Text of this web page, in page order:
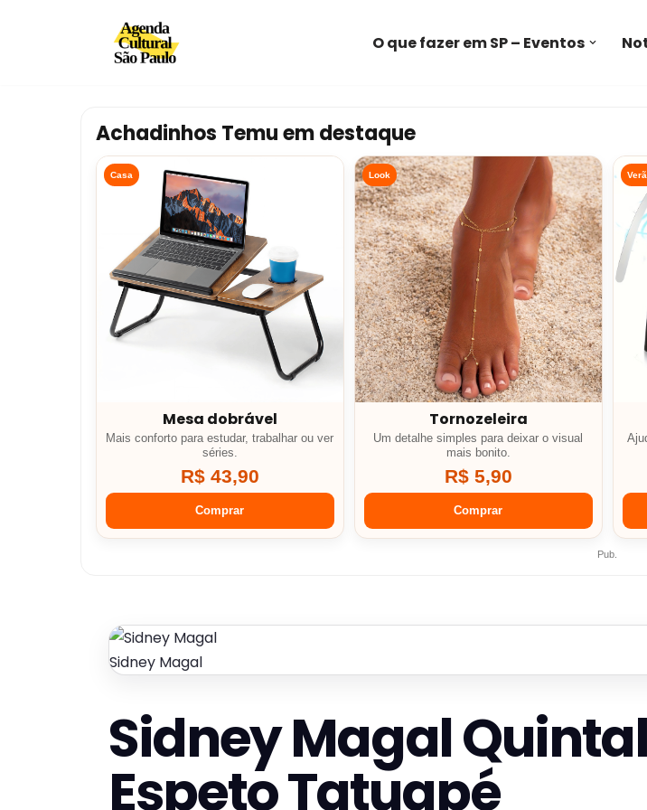
O que fazer em SP – Eventos
Achadinhos Temu em destaque
Casa
Mesa dobrável
Mais conforto para estudar, trabalhar ou ver
séries.
R$ 43,90
Comprar
Look
Tornozeleira
Um detalhe simples para deixar o visual
mais bonito.
R$ 5,90
Comprar
Pub.
Sidney Magal
Sidney Magal
Espeto Tatuapé